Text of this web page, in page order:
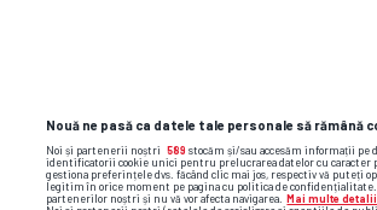
Nouă ne pasă ca datele tale personale să rămână
Noi și partenerii noștri 589 stocăm și/sau accesăm informații pe
identificatorii cookie unici pentru prelucrarea datelor cu caracter
gestiona preferințele dvs. făcând clic mai jos, respectiv vă
legitim în orice moment pe pagina cu politica de
partenerilor noștri și nu vă vor afecta navigarea. Mai multe detalii